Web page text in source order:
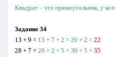
Квадрат – это прямоугольник, у
Задание 34
13 + 9 = 13 + 7 + 2 = 20 + 2 = 22
28 + 7 = 28 + 2 + 5 = 30 + 5 = 35